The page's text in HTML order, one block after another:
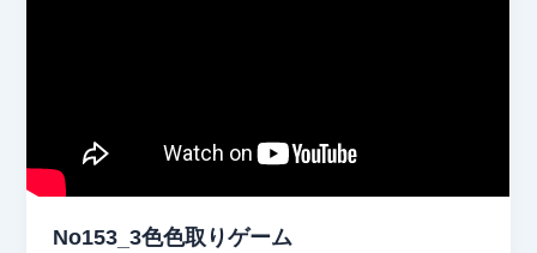
No153_3色色取りゲーム